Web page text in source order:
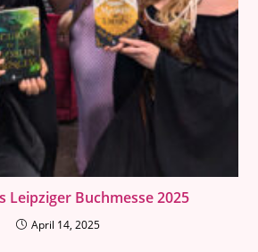
Leipziger Buchmesse 2025
April 14, 2025